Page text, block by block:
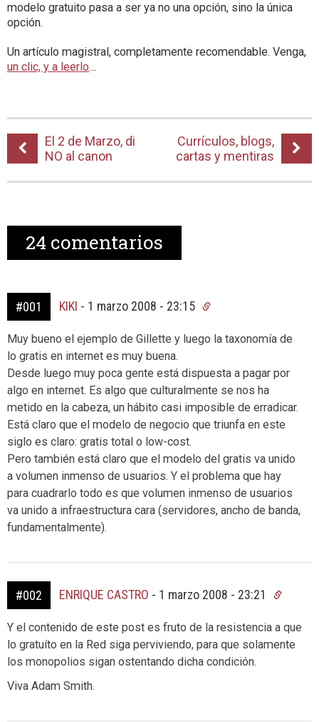
modelo gratuito pasa a ser ya no una opción, sino la única
opción.
Un artículo magistral, completamente recomendable. Venga,
un clic, y a leerlo…
El 2 de Marzo, di
NO al canon
Currículos, blogs,
cartas y mentiras
24 comentarios
#001 KIKI - 1 marzo 2008 - 23:15
Muy bueno el ejemplo de Gillette y luego la taxonomía de
lo gratis en internet es muy buena.
Desde luego muy poca gente está dispuesta a pagar por
algo en internet. Es algo que culturalmente se nos ha
metido en la cabeza, un hábito casi imposible de erradicar.
Está claro que el modelo de negocio que triunfa en este
siglo es claro: gratis total o low-cost.
Pero también está claro que el modelo del gratis va unido
a volumen inmenso de usuarios. Y el problema que hay
para cuadrarlo todo es que volumen inmenso de usuarios
va unido a infraestructura cara (servidores, ancho de banda,
fundamentalmente).
#002 ENRIQUE CASTRO - 1 marzo 2008 - 23:21
Y el contenido de este post es fruto de la resistencia a que
lo gratuíto en la Red siga perviviendo, para que solamente
los monopolios sigan ostentando dicha condición.
Viva Adam Smith.